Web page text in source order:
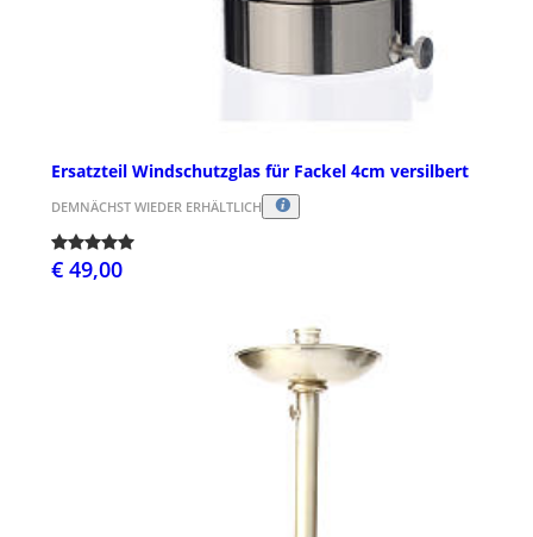
Ersatzteil Windschutzglas für Fackel 4cm versilbert
DEMNÄCHST WIEDER ERHÄLTLICH
€ 49,00